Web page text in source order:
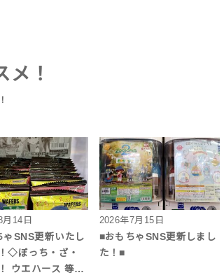
メ！
月14日
ゃSNS更新いたし
◇ぼっち・ざ・
ウエハース 等…
2026年7月15日
■おもちゃSNS更新しまし
た！■